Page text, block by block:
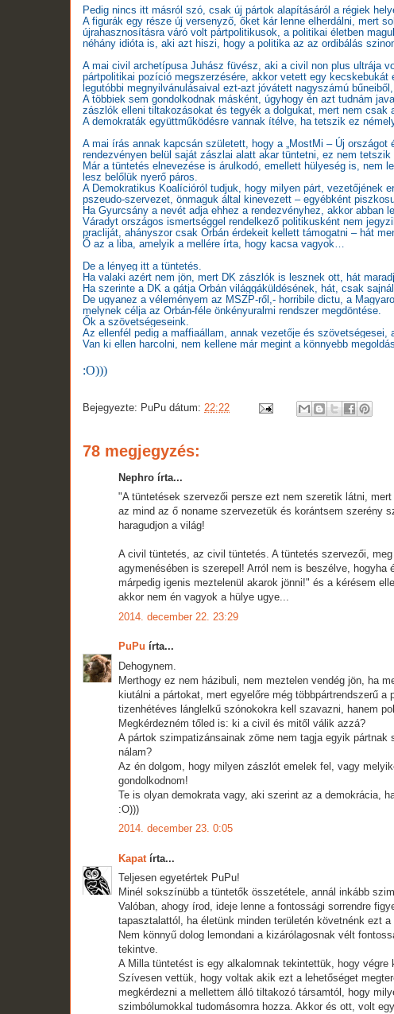
Pedig nincs itt másról szó, csak új pártok alapításáról a régiek
A figurák egy része új versenyző, őket kár lenne elherdálni, mert
újrahasznosításra váró volt pártpolitikusok, a politikai életben
néhány idióta is, aki azt hiszi, hogy a politika az az ordibálás
A mai civil archetípusa Juhász füvész, aki a civil non plus ultrája
pártpolitikai pozíció megszerzésére, akkor vetett egy
legutóbbi megnyilvánulásaival ezt-azt jóvátett nagyszámú
A többiek sem gondolkodnak másként, úgyhogy én azt tudnám
zászlók elleni tiltakozásokat és tegyék a dolgukat, mert nem csak
A demokraták együttműködésre vannak ítélve, ha tetszik ez
A mai írás annak kapcsán született, hogy a „MostMi – Új
rendezvényen belül saját zászlai alatt akar tüntetni, ez nem
Már a tüntetés elnevezése is árulkodó, emellett hülyeség is, nem
lesz belőlük nyerő páros.
A Demokratikus Koalícióról tudjuk, hogy milyen párt, vezetőjének
pszeudo-szervezet, önmaguk által kinevezett – egyébként
Ha Gyurcsány a nevét adja ehhez a rendezvényhez, akkor abban
Váradyt országos ismertséggel rendelkező politikusként nem
pracliját, ahányszor csak Orbán érdekeit kellett támogatni – hát
Ő az a liba, amelyik a mellére írta, hogy kacsa vagyok…
De a lényeg itt a tüntetés.
Ha valaki azért nem jön, mert DK zászlók is lesznek ott, hát
Ha szerinte a DK a gátja Orbán világgáküldésének, hát, csak
De ugyanez a véleményem az MSZP-ről,- horribile dictu, a
melynek célja az Orbán-féle önkényuralmi rendszer megdöntése.
Ők a szövetségeseink.
Az ellenfél pedig a maffiaállam, annak vezetője és szövetségesei,
Van ki ellen harcolni, nem kellene már megint a könnyebb
:O)))
Bejegyezte: PuPu dátum: 22:22
78 megjegyzés:
Nephro írta...
"A tüntetések szervezői persze ezt nem szeretik látni,
az mind az ő noname szervezetük és korántsem szerény
haragudjon a világ!
A civil tüntetés, az civil tüntetés. A tüntetés szervezői,
agymenésében is szerepel! Arról nem is beszélve,
márpedig igenis meztelenül akarok jönni!" és a kérésem
akkor nem én vagyok a hülye ugye...
2014. december 22. 23:29
PuPu írta...
Dehogynem.
Merthogy ez nem házibuli, nem meztelen vendég jön, ha
kiutálni a pártokat, mert egyelőre még többpártrendszerű
tizenhétéves lánglelkű szónokokra kell szavazni, hanem
Megkérdezném tőled is: ki a civil és mitől válik azzá?
A pártok szimpatizánsainak zöme nem tagja egyik
nálam?
Az én dolgom, hogy milyen zászlót emelek fel, vagy
gondolkodnom!
Te is olyan demokrata vagy, aki szerint az a demokrácia,
:O)))
2014. december 23. 0:05
Kapat írta...
Teljesen egyetértek PuPu!
Minél sokszínübb a tüntetők összetétele, annál inkább
Valóban, ahogy írod, ideje lenne a fontossági sorrendre
tapasztalattól, ha életünk minden területén követnénk ezt a
Nem könnyű dolog lemondani a kizárólagosnak vélt
tekintve.
A Milla tüntetést is egy alkalomnak tekintettük, hogy
Szívesen vettük, hogy voltak akik ezt a lehetőséget
megkérdezni a mellettem álló tiltakozó társamtól, hogy
szimbólumokkal tudomásomra hozza. Akkor és ott, volt